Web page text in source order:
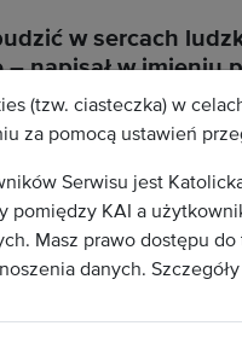
w sercach
napisał w imieniu
św.
jest dla
abonamentu
Serwisu należy podpisać
(tzw. ciasteczka) w
za pomocą ustawień
Serwisu jest
pomiędzy KAI a
Masz prawo dostępu
danych.